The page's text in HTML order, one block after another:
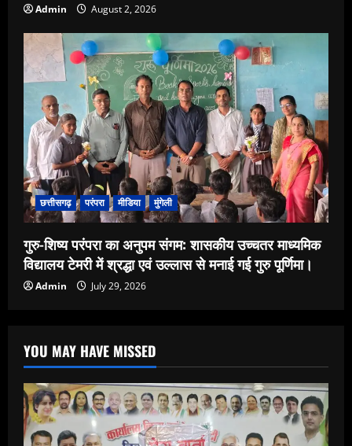
Admin August 2, 2026
छत्तीसगढ़ परंपरा मीडिया मुंगेली
गुरु-शिष्य परंपरा का अनुपम संगम: शासकीय उच्चतर माध्यमिक
विद्यालय टेमरी में श्रद्धा एवं उल्लास से मनाई गई गुरु पूर्णिमा।
Admin July 29, 2026
YOU MAY HAVE MISSED